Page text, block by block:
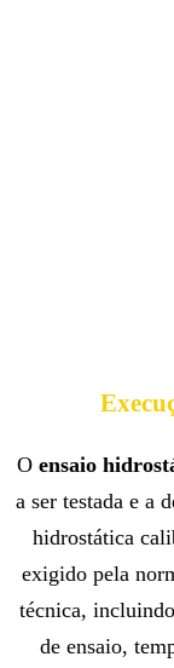
O ensaio
a ser testada e a
hidrostática
exigido pela
técnica,
de ensaio,